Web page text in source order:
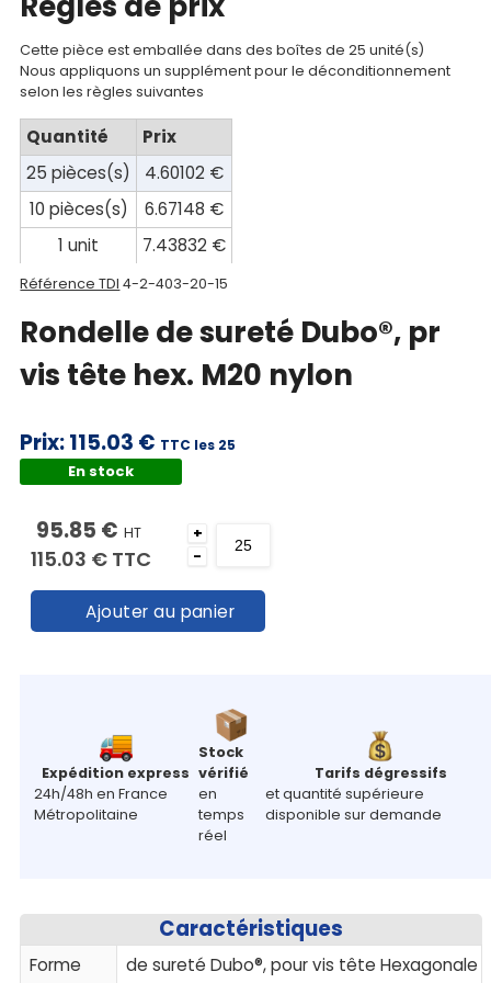
Mon
panier
Contact
Cette pièce est emballée dans des boîtes de 25 unité(s)
Nous appliquons un supplément pour le déconditionnement
selon les règles suivantes
Quantité
Prix
25 pièces(s)
4.60102 €
10 pièces(s)
6.67148 €
1 unit
7.43832 €
Référence TDI 4-2-403-20-15
Rondelle de sureté Dubo®, pr
vis tête hex. M20 nylon
Prix:115.03 € TTC les 25
En stock
95.85 € HT
115.03 € TTC
+
-
Ajouter au panier
Expédition express
24h/48h en France
Métropolitaine
Stock
vérifié
en
temps
réel
Tarifs dégressifs
et quantité supérieure
disponible sur demande
Caractéristiques
Forme de sureté Dubo®, pour vis tête Hexagonale